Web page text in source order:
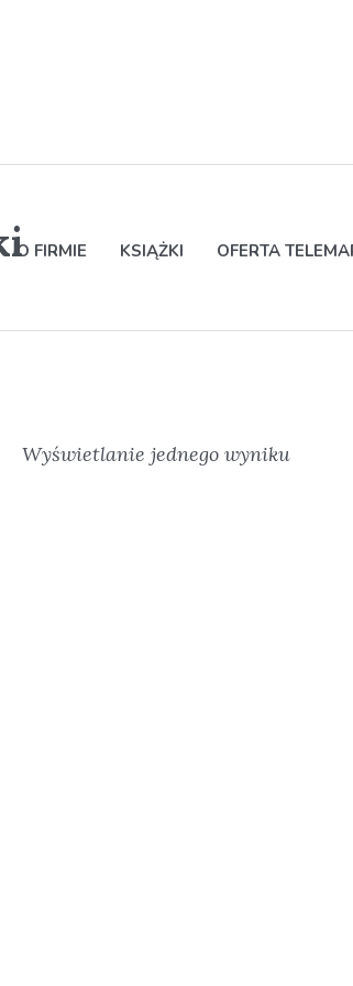
O FIRMIE KSIĄŻKI OFERTA
Wyświetlanie jednego wyniku